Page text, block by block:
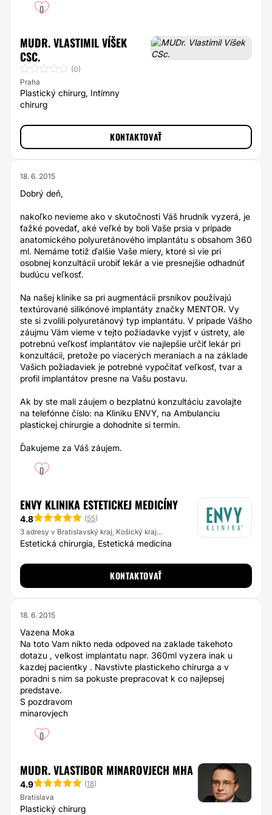
0
MUDR. VLASTIMIL VÍŠEK
CSC.
(0)
Praha
Plastický chirurg, Intímny
chirurg
KONTAKTOVAŤ
18. 6. 2015
Dobrý deň,
nakoľko nevieme ako v skutočnosti Váš hrudník vyzerá, je
ťažké povedať, aké veľké by boli Vaše prsia v prípade
anatomického polyuretánového implantátu s obsahom 360
ml. Nemáme totiž ďalšie Vaše miery, ktoré si vie pri
osobnej konzultácii urobiť lekár a vie presnejšie odhadnúť
budúcu veľkosť.
Na našej klinike sa pri augmentácii prsníkov používajú
textúrované silikónové implantáty značky MENTOR. Vy
ste si zvolili polyuretánový typ implantátu. V prípade Vášho
záujmu Vám vieme v tejto požiadavke vyjsť v ústrety, ale
potrebnú veľkosť implantátov vie najlepšie určiť lekár pri
konzultácii, pretože po viacerých meraniach a na základe
Vašich požiadaviek je potrebné vypočítať veľkosť, tvar a
profil implantátov presne na Vašu postavu.
Ak by ste mali záujem o bezplatnú konzultáciu zavolajte
na telefónne číslo: na Kliniku ENVY, na Ambulanciu
plastickej chirurgie a dohodnite si termín.
Ďakujeme za Váš záujem.
0
ENVY KLINIKA ESTETICKEJ MEDICÍNY
4.8 (55)
3 adresy v Bratislavský kraj, Košický kraj...
Estetická chirurgia, Estetická medicína
KONTAKTOVAŤ
18. 6. 2015
Vazena Moka
Na toto Vam nikto neda odpoved na zaklade takehoto
dotazu , velkost implantatu napr. 360ml vyzera inak u
kazdej pacientky . Navstivte plastickeho chirurga a v
poradni s nim sa pokuste prepracovat k co najlepsej
predstave.
S pozdravom
minarovjech
0
MUDR. VLASTIBOR MINAROVJECH MHA
4.9 (18)
Bratislava
Plastický chirurg